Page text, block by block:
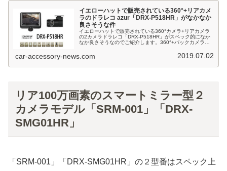
イエローハットで販売されている360°+リアカメ
ラのドラレコ azur「DRX-P518HR」がなかなか
良さそうな件
イエローハットで販売されている360°カメラ+リアカメラ
の2カメラドラレコ「DRX-P518HR」がスペック的になか
なか良さそうなのでご紹介します。360°+バックカメラの
car-accessory-news.com 2019.07.02
リア100万画素のスマートミラー型２
カメラモデル「SRM-001」「DRX-
SMG01HR」
「SRM-001」「DRX-SMG01HR」の２型番はスペック上